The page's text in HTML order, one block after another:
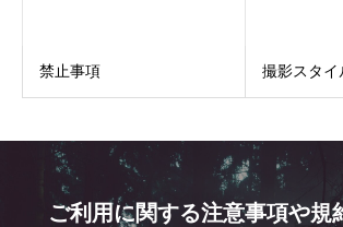
禁止事項 撮影スタ
ご利用に関する注意事項や規